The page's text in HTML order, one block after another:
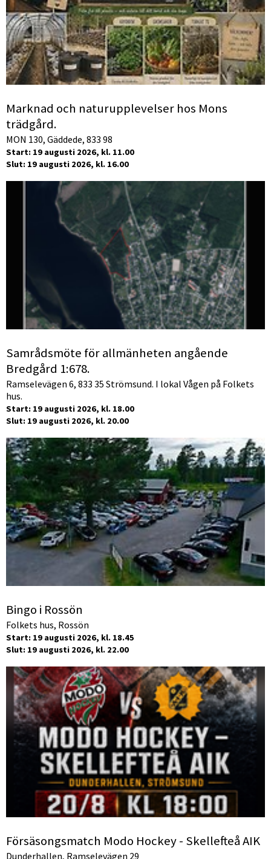
Marknad och naturupplevelser hos Mons
trädgård.
MON 130, Gäddede, 833 98
Start: 19 augusti 2026, kl. 11.00
Slut: 19 augusti 2026, kl. 16.00
Samrådsmöte för allmänheten angående
Bredgård 1:678.
Ramselevägen 6, 833 35 Strömsund. I lokal Vågen på Folkets
hus.
Start: 19 augusti 2026, kl. 18.00
Slut: 19 augusti 2026, kl. 20.00
Bingo i Rossön
Folkets hus, Rossön
Start: 19 augusti 2026, kl. 18.45
Slut: 19 augusti 2026, kl. 22.00
Försäsongsmatch Modo Hockey - Skellefteå AIK
Dunderhallen, Ramselevägen 29